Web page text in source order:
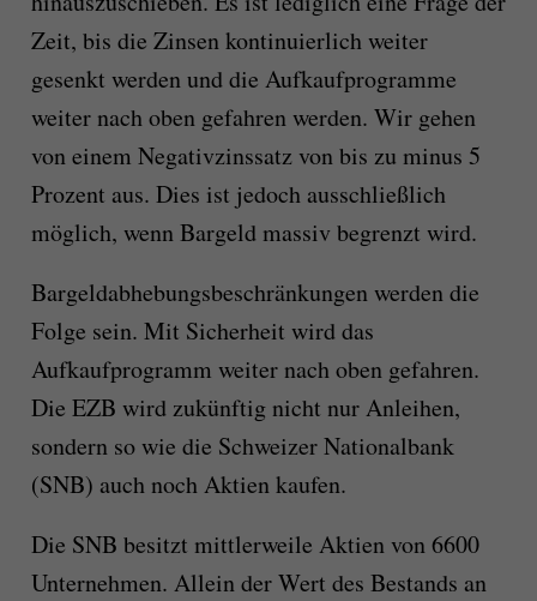
Zeit, bis die Zinsen kontinuierlich weiter
gesenkt werden und die Aufkaufprogramme
weiter nach oben gefahren werden. Wir gehen
von einem Negativzinssatz von bis zu minus 5
Prozent aus. Dies ist jedoch ausschließlich
möglich, wenn Bargeld massiv begrenzt wird.
Bargeldabhebungsbeschränkungen werden die
Folge sein. Mit Sicherheit wird das
Aufkaufprogramm weiter nach oben gefahren.
Die EZB wird zukünftig nicht nur Anleihen,
sondern so wie die Schweizer Nationalbank
(SNB) auch noch Aktien kaufen.
Die SNB besitzt mittlerweile Aktien von 6600
Unternehmen. Allein der Wert des Bestands an